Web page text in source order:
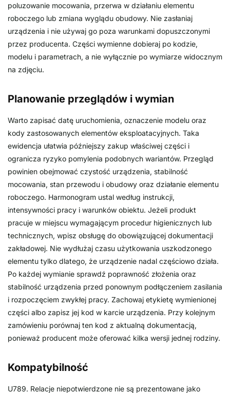
poluzowanie mocowania, przerwa w działaniu elementu
roboczego lub zmiana wyglądu obudowy. Nie zasłaniaj
urządzenia i nie używaj go poza warunkami dopuszczonymi
przez producenta. Części wymienne dobieraj po kodzie,
modelu i parametrach, a nie wyłącznie po wymiarze widocznym
na zdjęciu.
Planowanie przeglądów i wymian
Warto zapisać datę uruchomienia, oznaczenie modelu oraz
kody zastosowanych elementów eksploatacyjnych. Taka
ewidencja ułatwia późniejszy zakup właściwej części i
ogranicza ryzyko pomylenia podobnych wariantów. Przegląd
powinien obejmować czystość urządzenia, stabilność
mocowania, stan przewodu i obudowy oraz działanie elementu
roboczego. Harmonogram ustal według instrukcji,
intensywności pracy i warunków obiektu. Jeżeli produkt
pracuje w miejscu wymagającym procedur higienicznych lub
technicznych, wpisz obsługę do obowiązującej dokumentacji
zakładowej. Nie wydłużaj czasu użytkowania uszkodzonego
elementu tylko dlatego, że urządzenie nadal częściowo działa.
Po każdej wymianie sprawdź poprawność złożenia oraz
stabilność urządzenia przed ponownym podłączeniem zasilania
i rozpoczęciem zwykłej pracy. Zachowaj etykietę wymienionej
części albo zapisz jej kod w karcie urządzenia. Przy kolejnym
zamówieniu porównaj ten kod z aktualną dokumentacją,
ponieważ producent może oferować kilka wersji jednej rodziny.
Kompatybilność
U789. Relacje niepotwierdzone nie są prezentowane jako